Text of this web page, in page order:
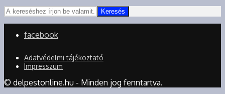
Keresés
facebook
Adatvédelmi tájékoztató
Impresszum
© delpestonline.hu - Minden jog fenntartva.